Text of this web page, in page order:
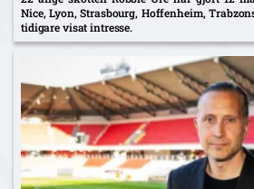
Nice, Lyon, Strasbourg, Hoffenheim,
tidigare visat intresse.